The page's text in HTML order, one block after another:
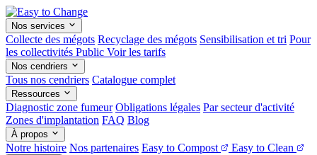
Nos services
Collecte des mégots Recyclage des mégots Sensibilisation et tri Pour
les collectivités Public Voir les tarifs
Nos cendriers
Tous nos cendriers Catalogue complet
Ressources
Diagnostic zone fumeur Obligations légales Par secteur d'activité
Zones d'implantation FAQ Blog
À propos
Notre histoire Nos partenaires Easy to Compost Easy to Clean